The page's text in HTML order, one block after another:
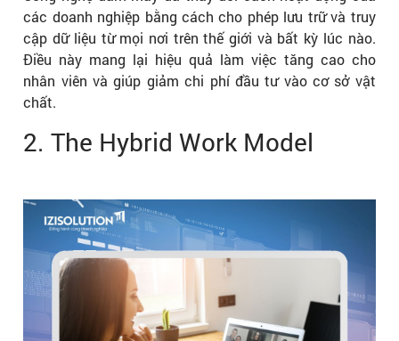
các doanh nghiệp bằng cách cho phép lưu trữ và truy
cập dữ liệu từ mọi nơi trên thế giới và bất kỳ lúc nào.
Điều này mang lại hiệu quả làm việc tăng cao cho
nhân viên và giúp giảm chi phí đầu tư vào cơ sở vật
chất.
2. The Hybrid Work Model